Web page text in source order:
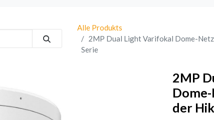
Alle Produkts
2MP Dual Light Varifokal Dome-
Serie
2MP
der